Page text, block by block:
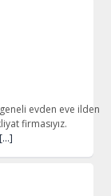
evden eve ilden
firmasıyız.
[…]